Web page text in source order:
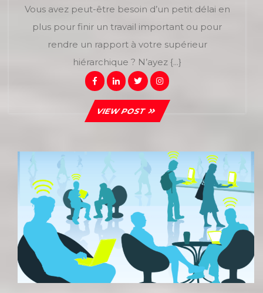
Les
De
Rédaction
2018
Vous avez peut-être besoin d’un petit délai en
plus pour finir un travail important ou pour
rendre un rapport à votre supérieur
hiérarchique ? N’ayez {...}
Facebook
Linkedin
TwitterInstagram
VIEW POST
VIEW
POST